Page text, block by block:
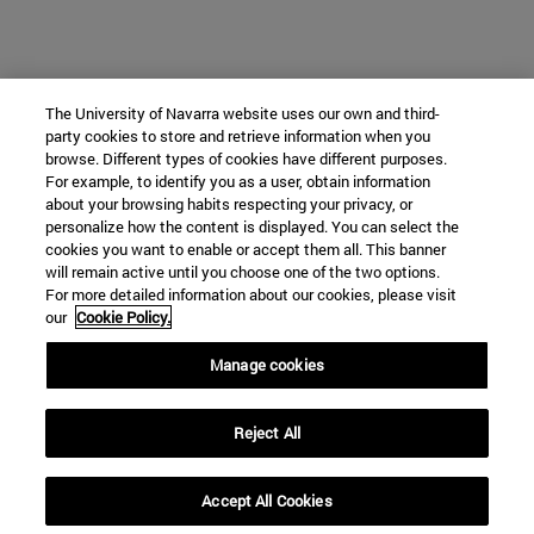
The University of Navarra website uses our own and third-
party cookies to store and retrieve information when you
browse. Different types of cookies have different purposes.
For example, to identify you as a user, obtain information
about your browsing habits respecting your privacy, or
personalize how the content is displayed. You can select the
cookies you want to enable or accept them all. This banner
will remain active until you choose one of the two options.
For more detailed information about our cookies, please visit
our Cookie Policy.
Manage cookies
Reject All
Accept All Cookies